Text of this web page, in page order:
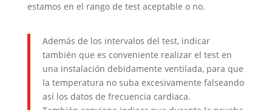
estamos en el rango de test aceptable o no.
Además de los intervalos del test, indicar
también que es conveniente realizar el test en
una instalación debidamente ventilada, para que
la temperatura no suba excesivamente falseando
así los datos de frecuencia cardiaca.